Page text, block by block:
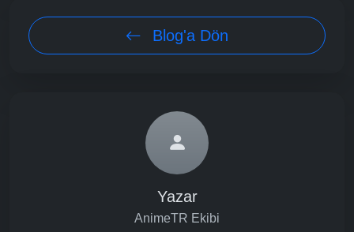
Blog'a Dön
Yazar
AnimeTR Ekibi